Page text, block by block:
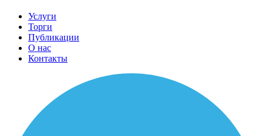
Услуги
Торги
Публикации
О нас
Контакты